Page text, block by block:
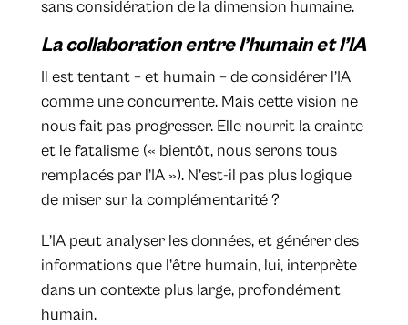
sans considération de la dimension humaine.
La collaboration entre l’humain et l’IA
Il est tentant – et humain – de considérer l’IA
comme une concurrente. Mais cette vision ne
nous fait pas progresser. Elle nourrit la crainte
et le fatalisme (« bientôt, nous serons tous
remplacés par l’IA »). N’est-il pas plus logique
de miser sur la complémentarité ?
L’IA peut analyser les données, et générer des
informations que l’être humain, lui, interprète
dans un contexte plus large, profondément
humain.